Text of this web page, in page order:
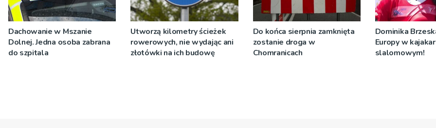
Dachowanie w Mszanie
Dolnej. Jedna osoba zabrana
do szpitala
Utworzą kilometry ścieżek
rowerowych, nie wydając ani
złotówki na ich budowę
Do końca sierpnia zamknięta
zostanie droga w
Chomranicach
Dominika
Europy w
slalomowym!